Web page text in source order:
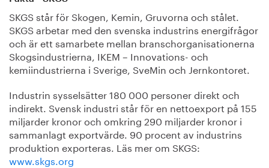
SKGS står för Skogen, Kemin, Gruvorna och stålet.
SKGS arbetar med den svenska industrins energifrågor
och är ett samarbete mellan branschorganisationerna
Skogsindustrierna, IKEM – Innovations- och
kemiindustrierna i Sverige, SveMin och Jernkontoret.
Industrin sysselsätter 180 000 personer direkt och
indirekt. Svensk industri står för en nettoexport på 155
miljarder kronor och omkring 290 miljarder kronor i
sammanlagt exportvärde. 90 procent av industrins
produktion exporteras. Läs mer om SKGS:
www.skgs.org